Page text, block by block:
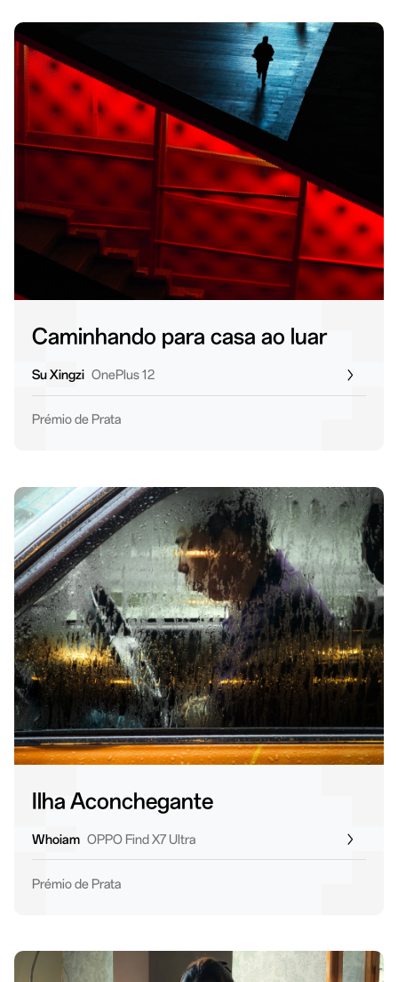
Caminhando para casa ao luar
Su Xingzi OnePlus 12
Prémio de Prata
Ilha Aconchegante
Whoiam OPPO Find X7 Ultra
Prémio de Prata